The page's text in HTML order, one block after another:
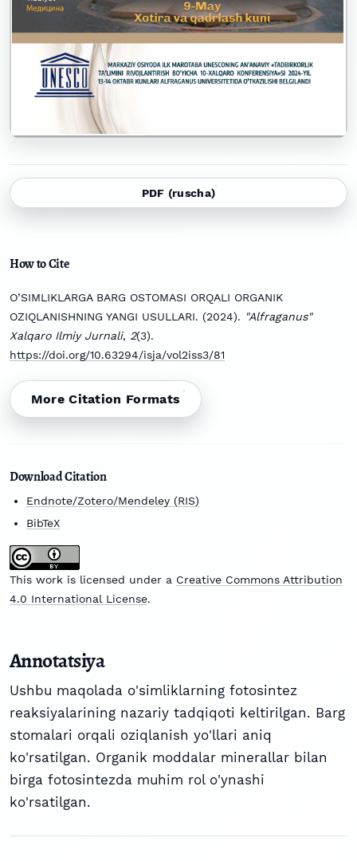
PDF (ruscha)
How to Cite
O’SIMLIKLARGA BARG OSTOMASI ORQALI ORGANIK
OZIQLANISHNING YANGI USULLARI. (2024). "Alfraganus"
Xalqaro Ilmiy Jurnali, 2(3).
https://doi.org/10.63294/isja/vol2iss3/81
More Citation Formats
Download Citation
Endnote/Zotero/Mendeley (RIS)
BibTeX
This work is licensed under a Creative Commons Attribution
4.0 International License.
Annotatsiya
Ushbu maqolada o'simliklarning fotosintez
reaksiyalarining nazariy tadqiqoti keltirilgan. Barg
stomalari orqali oziqlanish yo'llari aniq
ko'rsatilgan. Organik moddalar minerallar bilan
birga fotosintezda muhim rol o'ynashi
ko'rsatilgan.